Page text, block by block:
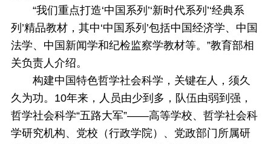
“我们重点打造‘中国系列’‘新时代系列’‘经典系
列’精品教材，其中‘中国系列’包括中国经济学、中国
法学、中国新闻学和纪检监察学教材等。”教育部相
关负责人介绍。
构建中国特色哲学社会科学，关键在人，须久
久为功。10年来，人员由少到多，队伍由弱到强，
哲学社会科学“五路大军”——高等学校、哲学社会科
学研究机构、党校（行政学院）、党政部门所属研